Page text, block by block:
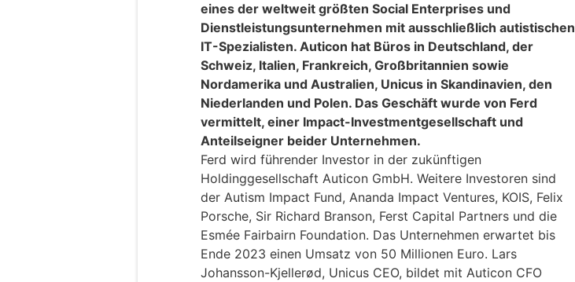
eines der weltweit größten Social Enterprises und
Dienstleistungsunternehmen mit ausschließlich autistischen
IT-Spezialisten. Auticon hat Büros in Deutschland, der
Schweiz, Italien, Frankreich, Großbritannien sowie
Nordamerika und Australien, Unicus in Skandinavien, den
Niederlanden und Polen. Das Geschäft wurde von Ferd
vermittelt, einer Impact-Investmentgesellschaft und
Anteilseigner beider Unternehmen.
Ferd wird führender Investor in der zukünftigen
Holdinggesellschaft Auticon GmbH. Weitere Investoren sind
der Autism Impact Fund, Ananda Impact Ventures, KOIS, Felix
Porsche, Sir Richard Branson, Ferst Capital Partners und die
Esmée Fairbairn Foundation. Das Unternehmen erwartet bis
Ende 2023 einen Umsatz von 50 Millionen Euro. Lars
Johansson-Kjellerød, Unicus CEO, bildet mit Auticon CFO